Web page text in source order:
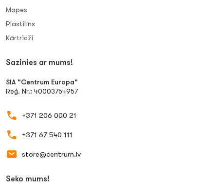
Mapes
Plastilīns
Kārtridži
Sazinies ar mums!
SIA "Centrum Europa"
Reģ. Nr.: 40003754957
+371 206 000 21
+371 67 540 111
store@centrum.lv
Seko mums!